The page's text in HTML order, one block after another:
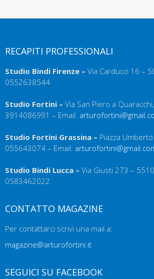
RECAPITI PROFESSIONALI
Studio Bindi Firenze – Via Carducci 16 –
0552638544
Studio Fortini – Via San Piero a
3914086991 – Email:
Studio Fortini Grassina – Piazza
055643074 – Email:
Studio Bindi Lucca – Via Giusti 273 –
0583462022
CONTATTO MAGAZINE
Per contattarci scrivi una mail a:
magazine@arturofortini.it
SEGUICI SU FACEBOOK